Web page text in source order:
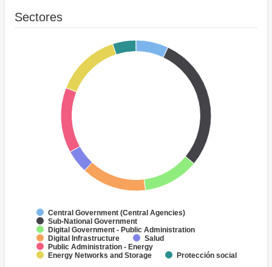
Sectores
Central Government (Central Agencies)
Sub-National Government
Digital Government - Public Administration
Digital Infrastructure
Salud
Public Administration - Energy
Energy Networks and Storage
Protección social